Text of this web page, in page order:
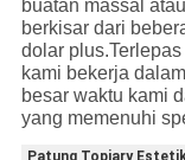
buatan massal
berkisar dari
dolar
kami bekerja
besar waktu kami
yang memenuhi
Patung Topiary